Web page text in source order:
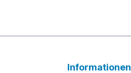
Informationen